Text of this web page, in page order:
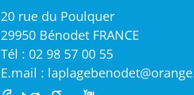
20 rue du Poulquer
29950 Bénodet FRANCE
Tél : 02 98 57 00 55
E.mail :